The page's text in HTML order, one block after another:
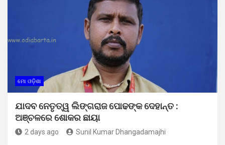
ମୋ ଓଡ଼ିଶା
ଯାଦବ ନେତୃତ୍ୱ ଲିଙ୍ଗରାଜ ପୋଢଙ୍କ ଦେହାନ୍ତ :
ଅଞ୍ଚଳରେ ଶୋକର ଛାୟା
2 days ago Sunil Kumar Dhangadamajhi